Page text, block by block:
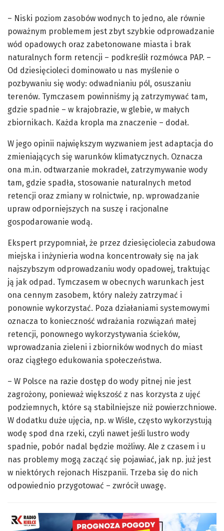
– Niski poziom zasobów wodnych to jedno, ale równie
poważnym problemem jest zbyt szybkie odprowadzanie
wód opadowych oraz zabetonowane miasta i brak
naturalnych form retencji – podkreślił rozmówca PAP. –
Od dziesięcioleci dominowało u nas myślenie o
pozbywaniu się wody: odwadnianiu pól, osuszaniu
terenów. Tymczasem powinniśmy ją zatrzymywać tam,
gdzie spadnie – w krajobrazie, w glebie, w małych
zbiornikach. Każda kropla ma znaczenie – dodał.
W jego opinii największym wyzwaniem jest adaptacja do
zmieniających się warunków klimatycznych. Oznacza
ona m.in. odtwarzanie mokradeł, zatrzymywanie wody
tam, gdzie spadła, stosowanie naturalnych metod
retencji oraz zmiany w rolnictwie, np. wprowadzanie
upraw odporniejszych na suszę i racjonalne
gospodarowanie wodą.
Ekspert przypomniał, że przez dziesięciolecia zabudowa
miejska i inżynieria wodna koncentrowały się na jak
najszybszym odprowadzaniu wody opadowej, traktując
ją jak odpad. Tymczasem w obecnych warunkach jest
ona cennym zasobem, który należy zatrzymać i
ponownie wykorzystać. Poza działaniami systemowymi
oznacza to konieczność wdrażania rozwiązań małej
retencji, ponownego wykorzystywania ścieków,
wprowadzania zieleni i zbiorników wodnych do miast
oraz ciągłego edukowania społeczeństwa.
– W Polsce na razie dostęp do wody pitnej nie jest
zagrożony, ponieważ większość z nas korzysta z ujęć
podziemnych, które są stabilniejsze niż powierzchniowe.
W dodatku duże ujęcia, np. w Wiśle, często wykorzystują
wodę spod dna rzeki, czyli nawet jeśli lustro wody
spadnie, pobór nadal będzie możliwy. Ale z czasem i u
nas problemy mogą zacząć się pojawiać, jak np. już jest
w niektórych rejonach Hiszpanii. Trzeba się do nich
odpowiednio przygotować – zwrócił uwagę.